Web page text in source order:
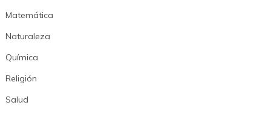
Matemática
Naturaleza
Química
Religión
Salud